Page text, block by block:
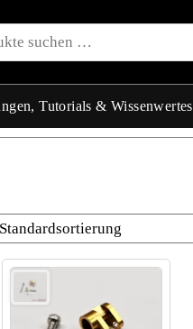
Tutorials & Wissenwertes